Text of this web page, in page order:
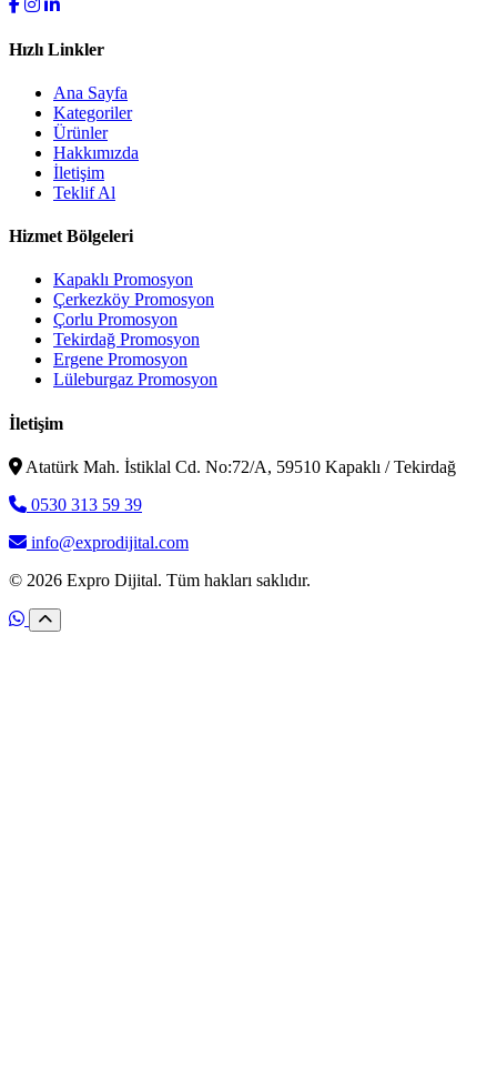
Hızlı Linkler
Ana Sayfa
Kategoriler
Ürünler
Hakkımızda
İletişim
Teklif Al
Hizmet Bölgeleri
Kapaklı Promosyon
Çerkezköy Promosyon
Çorlu Promosyon
Tekirdağ Promosyon
Ergene Promosyon
Lüleburgaz Promosyon
İletişim
Atatürk Mah. İstiklal Cd. No:72/A, 59510 Kapaklı / Tekirdağ
0530 313 59 39
info@exprodijital.com
© 2026 Expro Dijital. Tüm hakları saklıdır.